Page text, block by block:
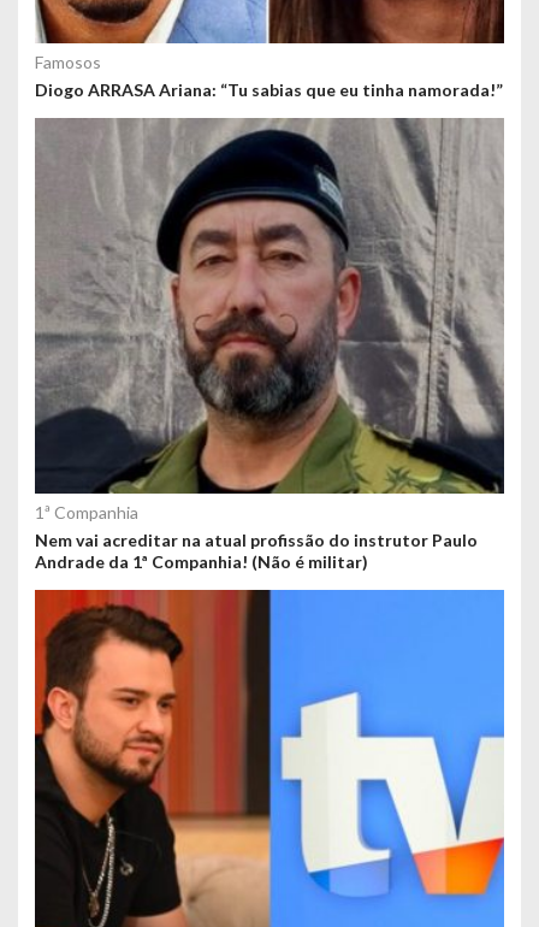
Famosos
Diogo ARRASA Ariana: “Tu sabias que eu tinha namorada!”
1ª Companhia
Nem vai acreditar na atual profissão do instrutor Paulo
Andrade da 1ª Companhia! (Não é militar)